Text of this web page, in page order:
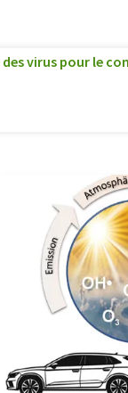
virus pour le